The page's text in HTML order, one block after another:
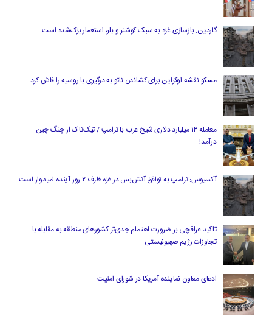
گاردین: بازسازی غزه به سبک کوشنر و بلر، استعمار بزک‌شده است
مسکو نقشه اوکراین برای کشاندن ناتو به درگیری با روسیه را فاش کرد
معامله ۱۴ میلیارد دلاری شیخ عرب با ترامپ / تیک‌تاک از چنگ چین
درآمد!
آکسیوس: ترامپ به توافق آتش‌بس در غزه ظرف ۲ روز آینده امیدوار است
تاکید عراقچی بر ضرورت اهتمام جدی‌تر کشورهای منطقه به مقابله با
تجاوزات رژیم صهیونیستی
ادعای معاون نماینده آمریکا در شورای امنیت